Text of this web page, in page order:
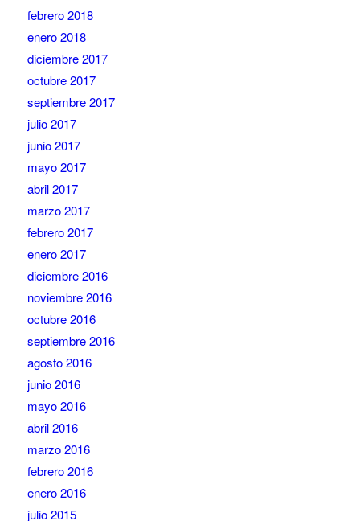
febrero 2018
enero 2018
diciembre 2017
octubre 2017
septiembre 2017
julio 2017
junio 2017
mayo 2017
abril 2017
marzo 2017
febrero 2017
enero 2017
diciembre 2016
noviembre 2016
octubre 2016
septiembre 2016
agosto 2016
junio 2016
mayo 2016
abril 2016
marzo 2016
febrero 2016
enero 2016
julio 2015